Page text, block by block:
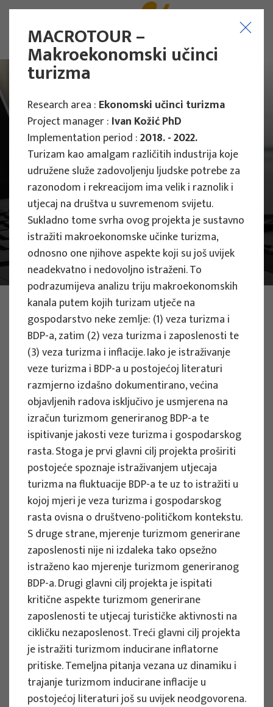
Main Projects
PHOTO:ILUSTRATIVNA FOTOGRAFIJA
Projects
EU PROJECTS
People Powered Tourism -
empowerment of local communities
through co-designing experience
based transformative travel to
enhance visitor economy
Project manager
Renata Tomljenović
Implementation period : 2025. - 2028.
More
EU PROJECTS
REWARD - Retaining and attracting
knowledge workers and skills for
MACROTOUR –
Makroekonomski učinci
turizma
Research area : Ekonomski učinci turizma
Project manager : Ivan Kožić PhD
Implementation period :2018. - 2022.
Turizam kao amalgam različitih industrija koje
udružene služe zadovoljenju ljudske potrebe za
razonodom i rekreacijom ima velik i raznolik i
utjecaj na društva u suvremenom svijetu.
Sukladno tome svrha ovog projekta je sustavno
istražiti makroekonomske učinke turizma,
odnosno one njihove aspekte koji su još uvijek
neadekvatno i nedovoljno istraženi. To
podrazumijeva analizu triju makroekonomskih
kanala putem kojih turizam utječe na
gospodarstvo neke zemlje: (1) veza turizma i
BDP-a, zatim (2) veza turizma i zaposlenosti te
(3) veza turizma i inflacije. Iako je istraživanje
veze turizma i BDP-a u postojećoj literaturi
razmjerno izdašno dokumentirano, većina
objavljenih radova isključivo je usmjerena na
izračun turizmom generiranog BDP-a te
ispitivanje jakosti veze turizma i gospodarskog
rasta. Stoga je prvi glavni cilj projekta proširiti
postojeće spoznaje istraživanjem utjecaja
turizma na fluktuacije BDP-a te uz to istražiti u
kojoj mjeri je veza turizma i gospodarskog
rasta ovisna o društveno-političkom kontekstu.
S druge strane, mjerenje turizmom generirane
zaposlenosti nije ni izdaleka tako opsežno
istraženo kao mjerenje turizmom generiranog
BDP-a. Drugi glavni cilj projekta je ispitati
kritične aspekte turizmom generirane
zaposlenosti te utjecaj turističke aktivnosti na
cikličku nezaposlenost. Treći glavni cilj projekta
je istražiti turizmom inducirane inflatorne
pritiske. Temeljna pitanja vezana uz dinamiku i
trajanje turizmom inducirane inflacije u
postojećoj literaturi još su uvijek neodgovorena.